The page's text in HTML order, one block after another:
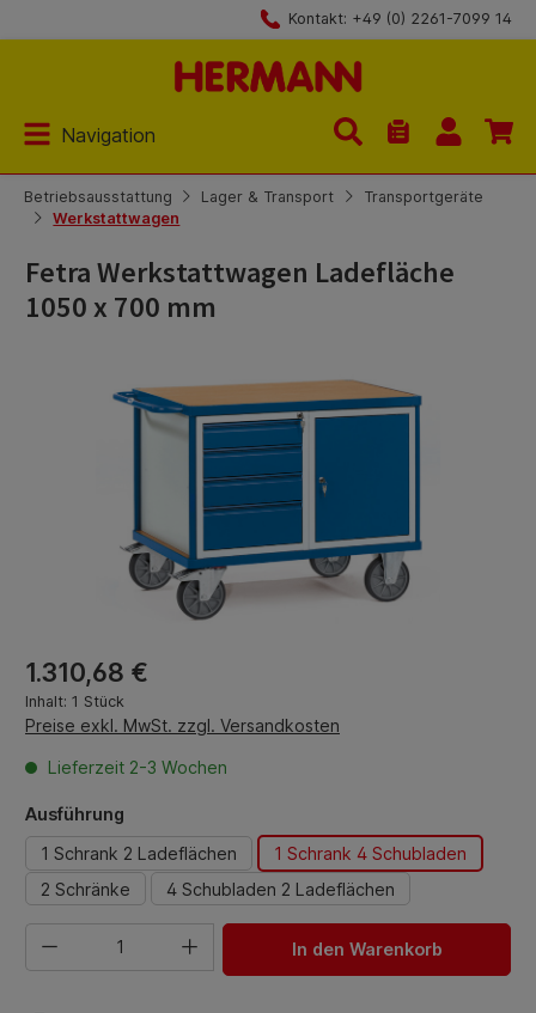
Kontakt: +49 (0) 2261-7099 14
Navigation
Du hast 0
Betriebsausstattung Lager & Transport
Transportgeräte
Werkstattwagen
Fetra Werkstattwagen Ladefläche
1050 x 700 mm
Regulärer Preis:
1.310,68 €
Inhalt: 1 Stück
Preise exkl. MwSt. zzgl. Versandkosten
Lieferzeit 2-3 Wochen
Ausführung
1 Schrank 2 Ladeflächen
1 Schrank 4 Schubladen
2 Schränke
4 Schubladen 2 Ladeflächen
Produkt Anzahl: Gib den gewünschten Wert ein oder
In den Warenkorb